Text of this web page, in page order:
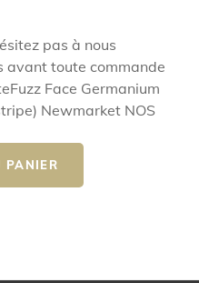
pas à nous
avant toute commande
Face Germanium
Newmarket NOS
PANIER